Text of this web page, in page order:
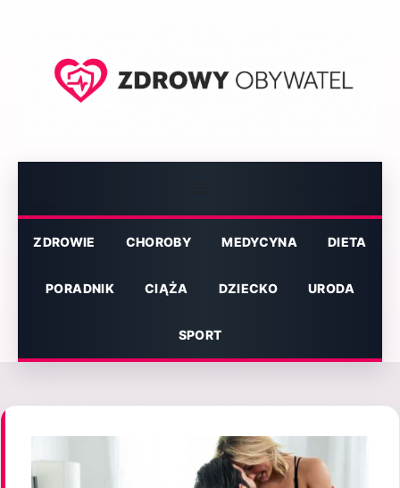
ZDROWIE CHOROBY MEDYCYNA DIETA
PORADNIK CIĄŻA DZIECKO URODA
SPORT